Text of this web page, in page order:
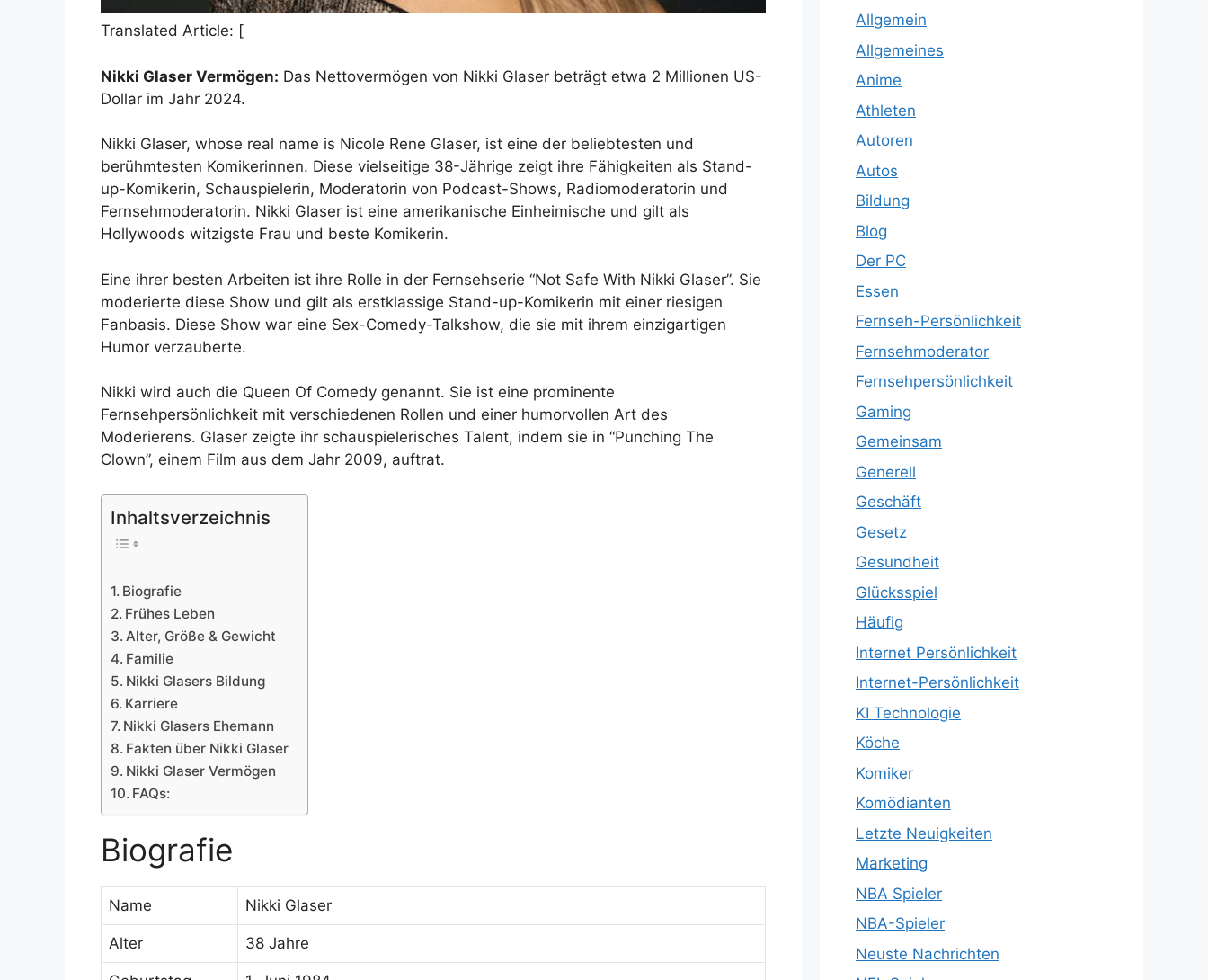
Translated Article: [
Nikki Glaser Vermögen: Das Nettovermögen von Nikki Glaser beträgt etwa 2 Millionen US-
Dollar im Jahr 2024.
Nikki Glaser, whose real name is Nicole Rene Glaser, ist eine der beliebtesten und
berühmtesten Komikerinnen. Diese vielseitige 38-Jährige zeigt ihre Fähigkeiten als Stand-
up-Komikerin, Schauspielerin, Moderatorin von Podcast-Shows, Radiomoderatorin und
Fernsehmoderatorin. Nikki Glaser ist eine amerikanische Einheimische und gilt als
Hollywoods witzigste Frau und beste Komikerin.
Eine ihrer besten Arbeiten ist ihre Rolle in der Fernsehserie “Not Safe With Nikki Glaser”. Sie
moderierte diese Show und gilt als erstklassige Stand-up-Komikerin mit einer riesigen
Fanbasis. Diese Show war eine Sex-Comedy-Talkshow, die sie mit ihrem einzigartigen
Humor verzauberte.
Nikki wird auch die Queen Of Comedy genannt. Sie ist eine prominente
Fernsehpersönlichkeit mit verschiedenen Rollen und einer humorvollen Art des
Moderierens. Glaser zeigte ihr schauspielerisches Talent, indem sie in “Punching The
Clown”, einem Film aus dem Jahr 2009, auftrat.
Inhaltsverzeichnis
Biografie
Frühes Leben
Alter, Größe & Gewicht
Familie
Nikki Glasers Bildung
Karriere
Nikki Glasers Ehemann
Fakten über Nikki Glaser
Nikki Glaser Vermögen
FAQs:
Biografie
Name Nikki Glaser
Alter 38 Jahre
Allgemein
Allgemeines
Anime
Athleten
Autoren
Autos
Bildung
Blog
Der PC
Essen
Fernseh-Persönlichkeit
Fernsehmoderator
Fernsehpersönlichkeit
Gaming
Gemeinsam
Generell
Geschäft
Gesetz
Gesundheit
Glücksspiel
Häufig
Internet Persönlichkeit
Internet-Persönlichkeit
KI Technologie
Köche
Komiker
Komödianten
Letzte Neuigkeiten
Marketing
NBA Spieler
NBA-Spieler
Neuste Nachrichten